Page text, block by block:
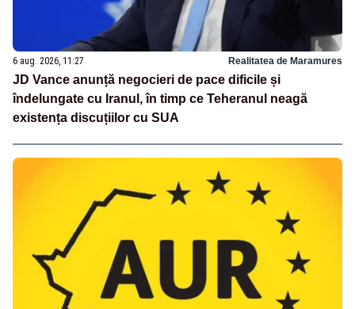
6 aug. 2026, 11:27 Realitatea de Maramures
JD Vance anunță negocieri de pace dificile și
îndelungate cu Iranul, în timp ce Teheranul neagă
existența discuțiilor cu SUA